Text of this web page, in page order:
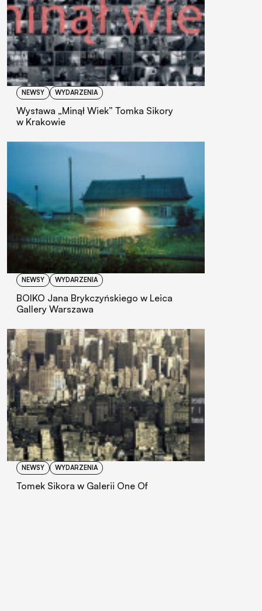
NEWSY WYDARZENIA
Wystawa „Minął Wiek” Tomka Sikory
w Krakowie
NEWSY WYDARZENIA
BOIKO Jana Brykczyńskiego w Leica
Gallery Warszawa
NEWSY WYDARZENIA
Tomek Sikora w Galerii One Of